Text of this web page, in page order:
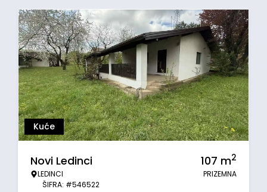
Kuće
Novi Ledinci
LEDINCI
ŠIFRA: #546522
107 m2
PRIZEMNA